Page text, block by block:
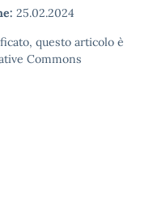
25.02.2024
questo articolo è
Commons